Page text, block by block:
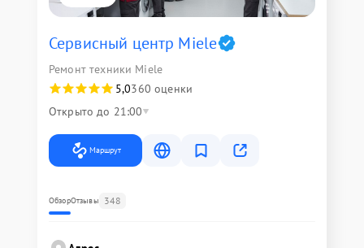
Сервисный центр Miele
Ремонт техники Miele
5,0360 оценки
Открыто до 21:00
Маршрут
ОбзорОтзывы 348